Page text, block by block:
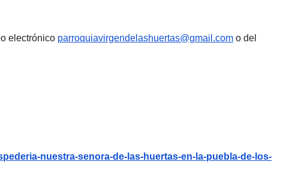
electrónico parroquiavirgendelashuertas@gmail.com o del
nuestra-senora-de-las-huertas-en-la-puebla-de-los-